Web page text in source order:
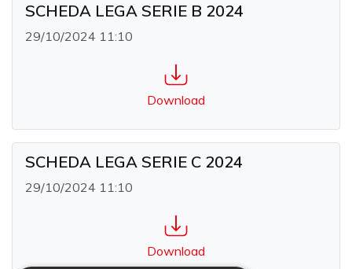
SCHEDA LEGA SERIE B 2024
29/10/2024 11:10
Download
SCHEDA LEGA SERIE C 2024
29/10/2024 11:10
Download